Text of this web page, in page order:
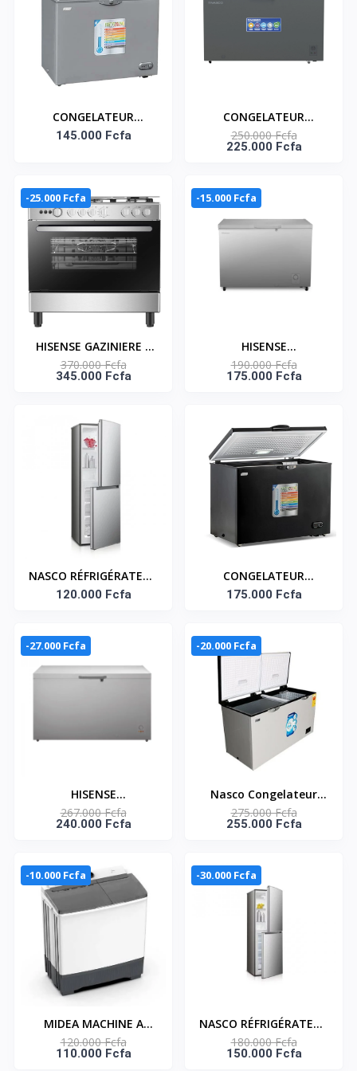
CONGELATEUR
HORIZONTAL 235
145.000 Fcfa
CONGELATEUR
HORIZONTAL UNE
PORTE ECO ENERGIE -
250.000 Fcfa
225.000 Fcfa
-25.000 Fcfa
HISENSE GAZINIERE 5
FEUX - ELECTRIQUE 41
W - HFG90335RX
370.000 Fcfa
345.000 Fcfa
-15.000 Fcfa
HISENSE
CONGÉLATEUR
HORIZONTAL AVEC
FC-40DD4HA
190.000 Fcfa
175.000 Fcfa
NASCO RÉFRIGÉRATEUR
COMBINÉ 140 LITRES –
120.000 Fcfa
CONGELATEUR
HORIZONTAL 264
TECHNOLOGY
175.000 Fcfa
-27.000 Fcfa
HISENSE
CONGÉLATEUR
HORIZONTAL AVEC
FC-55DD4HA
267.000 Fcfa
240.000 Fcfa
-20.000 Fcfa
Nasco Congelateur
Horizontal - NAS-
550FL-DD-DS - Dark
Paniers - 450Lt Net -
220-240V
275.000 Fcfa
255.000 Fcfa
-10.000 Fcfa
MIDEA MACHINE A
LAVER 10 KG TOP LOAD
- TWIN TUB-
120.000 Fcfa
110.000 Fcfa
-30.000 Fcfa
NASCO RÉFRIGÉRATEUR
COMBINÉ 229 LITRES –
HNASD2-29
180.000 Fcfa
150.000 Fcfa